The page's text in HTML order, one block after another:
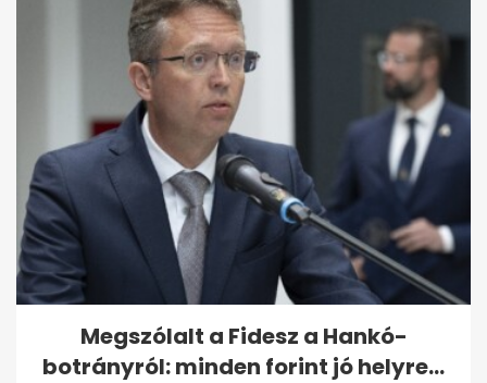
Megszólalt a Fidesz a Hankó-
botrányról: minden forint jó helyre...